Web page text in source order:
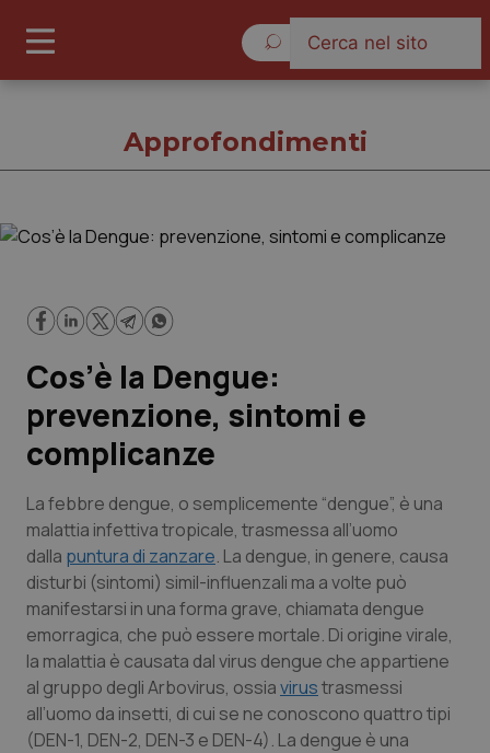
Cronache
Governo e Parlamento
Regioni e Asl
Scienza e Farmaci
Studi e Analisi
Lettere al direttore
Edizioni Regionali
Approfondimenti
Cos’è la Dengue:
prevenzione, sintomi e
complicanze
La febbre dengue, o semplicemente “dengue”, è una
malattia infettiva tropicale, trasmessa all’uomo
dalla puntura di zanzare. La dengue, in genere, causa
disturbi (sintomi) simil-influenzali ma a volte può
manifestarsi in una forma grave, chiamata dengue
emorragica, che può essere mortale. Di origine virale,
la malattia è causata dal virus dengue che appartiene
al gruppo degli Arbovirus, ossiavirustrasmessi
all’uomo da insetti, di cui se ne conoscono quattro tipi
(DEN-1, DEN-2, DEN-3 e DEN-4). La dengue è una